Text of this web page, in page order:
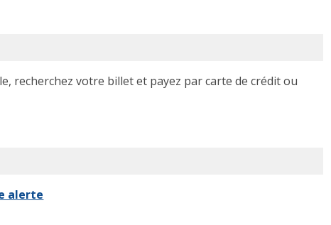
recherchez votre billet et payez par carte de crédit ou
alerte